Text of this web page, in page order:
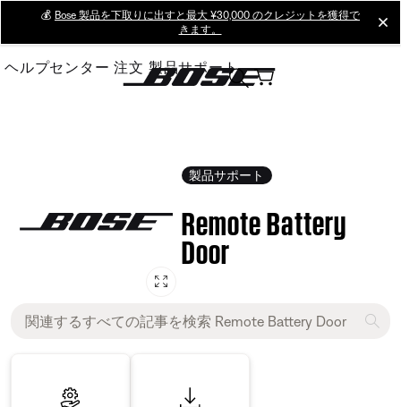
Main
💰 Bose 製品を下取りに出すと最大 ¥30,000 のクレジットを獲得で
きます。
ヘルプセンター 注文 製品サポート
製品サポート
Remote Battery
Door